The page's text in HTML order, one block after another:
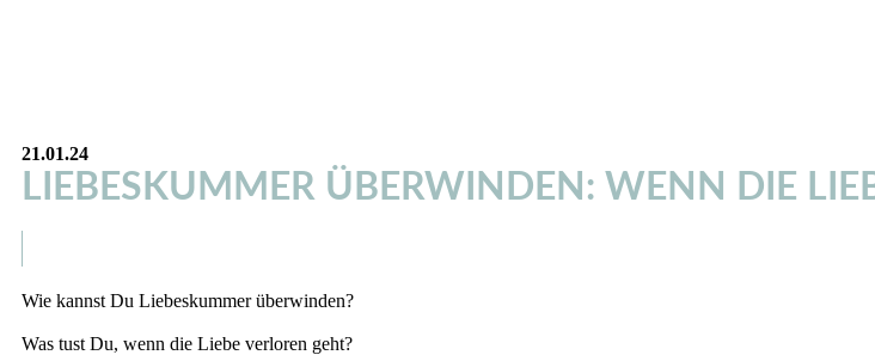
21.01.24
LIEBESKUMMER ÜBERWINDEN: WENN DIE
Wie kannst Du Liebeskummer überwinden?
Was tust Du, wenn die Liebe verloren geht?